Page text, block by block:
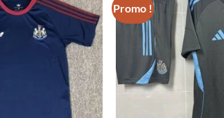
Promo !